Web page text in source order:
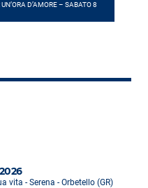
D’AMORE – SABATO 8
vita - Serena - Orbetello (GR)